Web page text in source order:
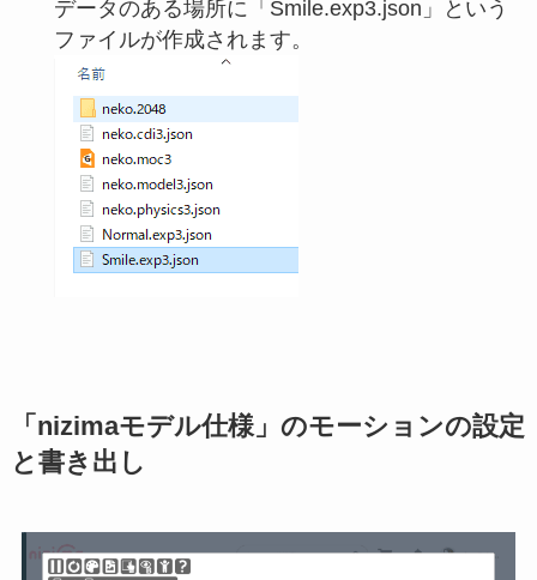
データのある場所に「Smile.exp3.json」という
ファイルが作成されます。
「nizimaモデル仕様」のモーションの設定
と書き出し